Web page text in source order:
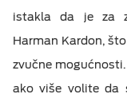
istakla da je za
Harman Kardon,
zvučne
ako više volite da